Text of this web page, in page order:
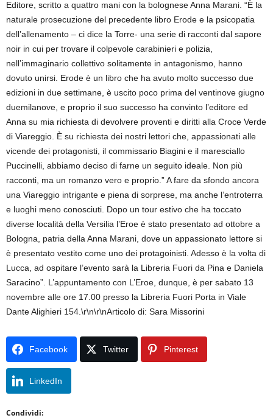
Editore, scritto a quattro mani con la bolognese Anna Marani. “È la
naturale prosecuzione del precedente libro Erode e la psicopatia
dell’allenamento – ci dice la Torre- una serie di racconti dal sapore
noir in cui per trovare il colpevole carabinieri e polizia,
nell’immaginario collettivo solitamente in antagonismo, hanno
dovuto unirsi. Erode è un libro che ha avuto molto successo due
edizioni in due settimane, è uscito poco prima del ventinove giugno
duemilanove, e proprio il suo successo ha convinto l’editore ed
Anna su mia richiesta di devolvere proventi e diritti alla Croce Verde
di Viareggio. È su richiesta dei nostri lettori che, appassionati alle
vicende dei protagonisti, il commissario Biagini e il maresciallo
Puccinelli, abbiamo deciso di farne un seguito ideale. Non più
racconti, ma un romanzo vero e proprio.” A fare da sfondo ancora
una Viareggio intrigante e piena di sorprese, ma anche l’entroterra
e luoghi meno conosciuti. Dopo un tour estivo che ha toccato
diverse località della Versilia l’Eroe è stato presentato ad ottobre a
Bologna, patria della Anna Marani, dove un appassionato lettore si
è presentato vestito come uno dei protagoinisti. Adesso è la volta di
Lucca, ad ospitare l’evento sarà la Libreria Fuori da Pina e Daniela
Saracino”. L’appuntamento con L’Eroe, dunque, è per sabato 13
novembre alle ore 17.00 presso la Libreria Fuori Porta in Viale
Dante Alighieri 154.\r\n\r\nArticolo di: Sara Missorini
Facebook Twitter Pinterest
LinkedIn
Condividi: